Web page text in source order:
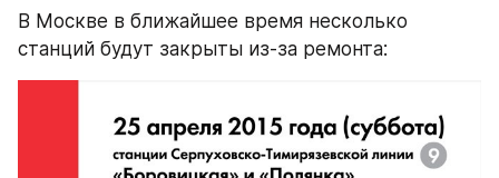
В Москве в ближайшее время несколько
станций будут закрыты из-за ремонта: